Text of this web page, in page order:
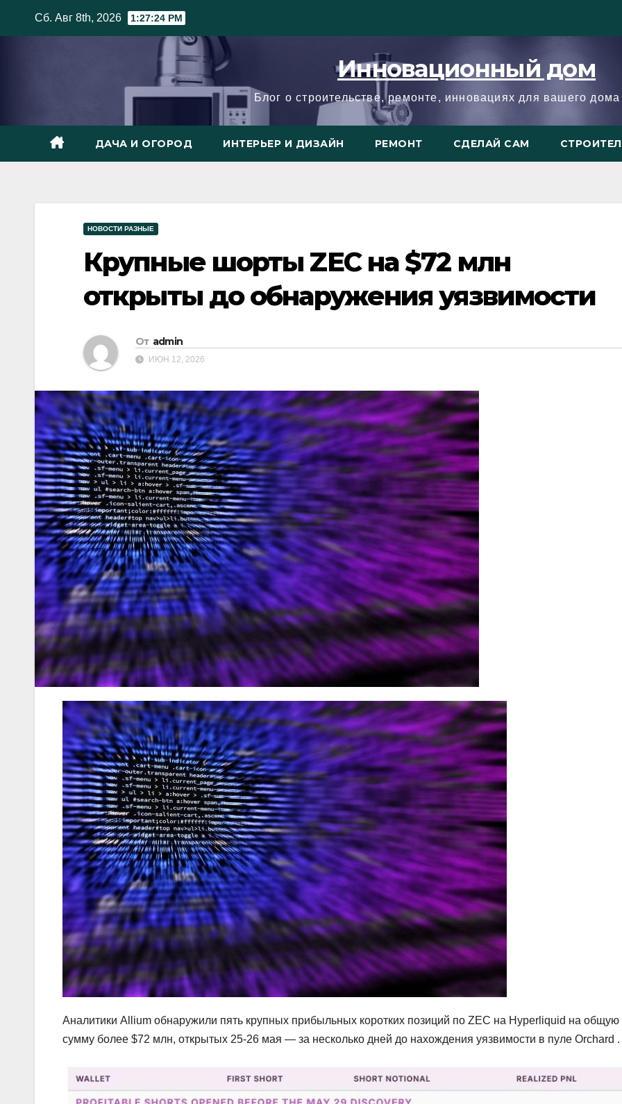
Сб. Авг 8th, 2026 1:27:25 PM
Инновационный дом
Блог о строительстве, ремонте, инновациях для вашего дома
ДАЧА И ОГОРОД ИНТЕРЬЕР И ДИЗАЙН РЕМОНТ СДЕЛАЙ САМ
НОВОСТИ РАЗНЫЕ
Крупные шорты ZEC на $72 млн
открыты до обнаружения уязвимости
От admin
ИЮН 12, 2026
Аналитики Allium обнаружили пять крупных прибыльных коротких позиций по ZEC на Hyperliquid на общую
сумму более $72 млн, открытых 25-26 мая — за несколько дней до нахождения уязвимости в пуле Orchard .